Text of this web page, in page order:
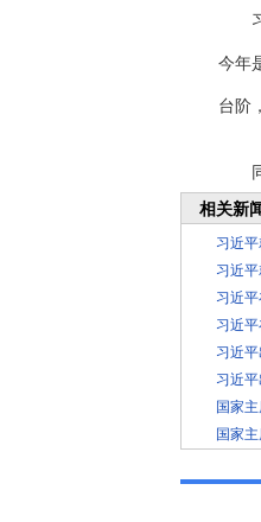
今年
台阶
相关新
习近
习近
习近
习近
习近
习近
国家
国家